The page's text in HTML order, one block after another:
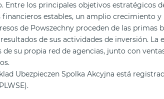
Entre los principales objetivos estratégicos
financieros estables, un amplio crecimiento y
de Powszechny proceden de las primas
de sus actividades de inversión. La
de su propia red de agencias, junto con
Ubezpieczen Spolka Akcyjna está